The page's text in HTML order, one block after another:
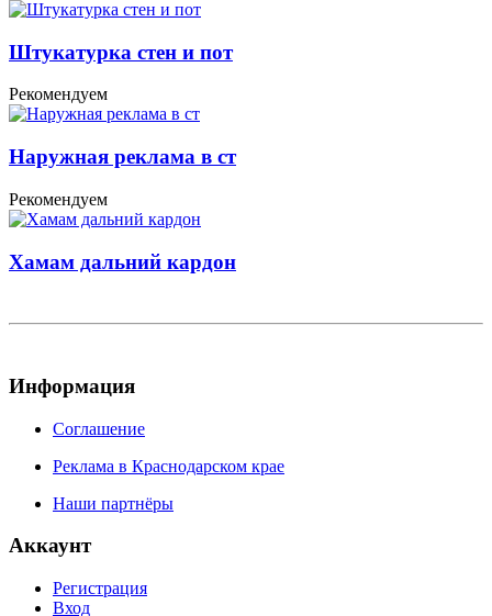
Штукатурка стен и пот
Рекомендуем
Наружная реклама в ст
Рекомендуем
Хамам дальний кардон
Информация
Соглашение
Реклама в Краснодарском крае
Наши партнёры
Аккаунт
Регистрация
Вход